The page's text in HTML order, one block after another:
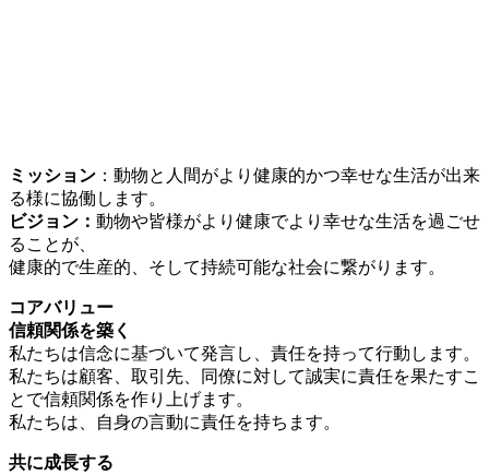
ミッション ：動物と人間がより健康的かつ幸せな生活が出来
る様に協働します。
ビジョン： 動物や皆様がより健康でより幸せな生活を過ごせ
ることが、
健康的で生産的、そして持続可能な社会に繋がります。
コアバリュー
信頼関係を築く
私たちは信念に基づいて発言し、責任を持って行動します。
私たちは顧客、取引先、同僚に対して誠実に責任を果たすこ
とで信頼関係を作り上げます。
私たちは、自身の言動に責任を持ちます。
共に成長する